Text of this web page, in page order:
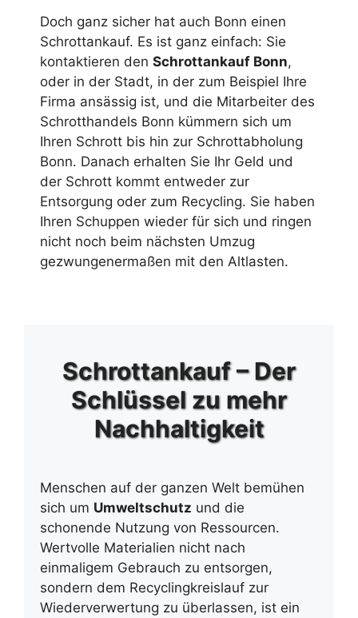
Doch ganz sicher hat auch Bonn einen
Schrottankauf. Es ist ganz einfach: Sie
kontaktieren den Schrottankauf Bonn,
oder in der Stadt, in der zum Beispiel Ihre
Firma ansässig ist, und die Mitarbeiter des
Schrotthandels Bonn kümmern sich um
Ihren Schrott bis hin zur Schrottabholung
Bonn. Danach erhalten Sie Ihr Geld und
der Schrott kommt entweder zur
Entsorgung oder zum Recycling. Sie haben
Ihren Schuppen wieder für sich und ringen
nicht noch beim nächsten Umzug
gezwungenermaßen mit den Altlasten.
Schrottankauf – Der
Schlüssel zu mehr
Nachhaltigkeit
Menschen auf der ganzen Welt bemühen
sich um Umweltschutz und die
schonende Nutzung von Ressourcen.
Wertvolle Materialien nicht nach
einmaligem Gebrauch zu entsorgen,
sondern dem Recyclingkreislauf zur
Wiederverwertung zu überlassen, ist ein